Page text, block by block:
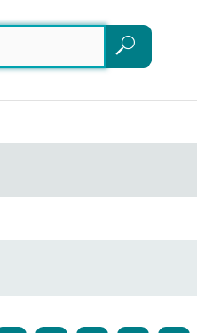
Търсене
Търсене